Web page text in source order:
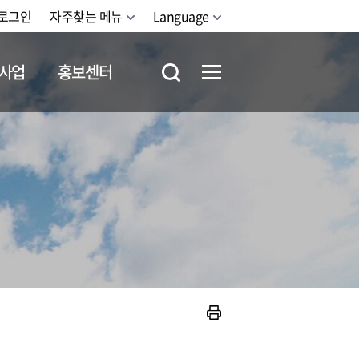
그인 자주찾는 메뉴 Language
업 홍보센터